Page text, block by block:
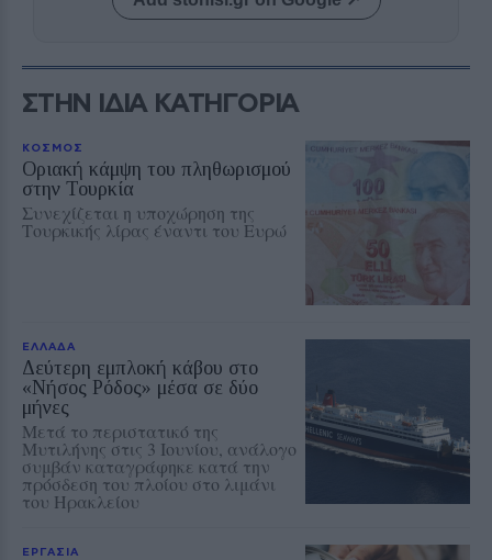
ΣΤΗΝ ΙΔΙΑ ΚΑΤΗΓΟΡΙΑ
ΚΟΣΜΟΣ
Οριακή κάμψη του πληθωρισμού
στην Τουρκία
Συνεχίζεται η υποχώρηση της
Τουρκικής λίρας έναντι του Ευρώ
ΕΛΛΑΔΑ
Δεύτερη εμπλοκή κάβου στο
«Νήσος Ρόδος» μέσα σε δύο
μήνες
Μετά το περιστατικό της
Μυτιλήνης στις 3 Ιουνίου, ανάλογο
συμβάν καταγράφηκε κατά την
πρόσδεση του πλοίου στο λιμάνι
του Ηρακλείου
ΕΡΓΑΣΙΑ